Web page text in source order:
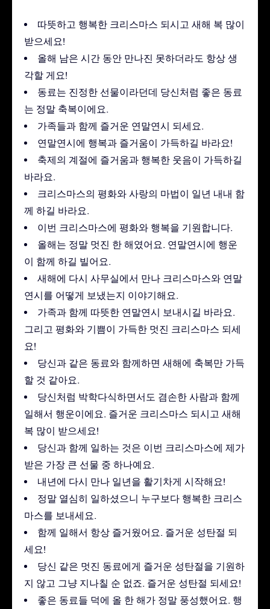
따뜻하고 행복한 크리스마스 되시고 새해 복 많이
받으세요!
올해 남은 시간 동안 만나진 못하더라도 항상 생
각할 게요!
동료는 진정한 선물이라던데 당신처럼 좋은 동료
는 정말 축복이에요.
가족들과 함께 즐거운 연말연시 되세요.
연말연시에 행복과 즐거움이 가득하길 바라요!
축제의 계절에 즐거움과 행복한 웃음이 가득하길
바라요.
크리스마스의 평화와 사랑의 마법이 일년 내내 함
께 하길 바라요.
이번 크리스마스에 평화와 행복을 기원합니다.
올해는 정말 멋진 한 해였어요. 연말연시에 행운
이 함께 하길 빌어요.
새해에 다시 사무실에서 만나 크리스마스와 연말
연시를 어떻게 보냈는지 이야기해요.
가족과 함께 따뜻한 연말연시 보내시길 바라요.
그리고 평화와 기쁨이 가득한 멋진 크리스마스 되세
요!
당신과 같은 동료와 함께하면 새해에 축복만 가득
할 것 같아요.
당신처럼 박학다식하면서도 겸손한 사람과 함께
일해서 행운이에요. 즐거운 크리스마스 되시고 새해
복 많이 받으세요!
당신과 함께 일하는 것은 이번 크리스마스에 제가
받은 가장 큰 선물 중 하나예요.
내년에 다시 만나 일년을 활기차게 시작해요!
정말 열심히 일하셨으니 누구보다 행복한 크리스
마스를 보내세요.
함께 일해서 항상 즐거웠어요. 즐거운 성탄절 되
세요!
당신 같은 멋진 동료에게 즐거운 성탄절을 기원하
지 않고 그냥 지나칠 순 없죠. 즐거운 성탄절 되세요!
좋은 동료들 덕에 올 한 해가 정말 풍성했어요. 행